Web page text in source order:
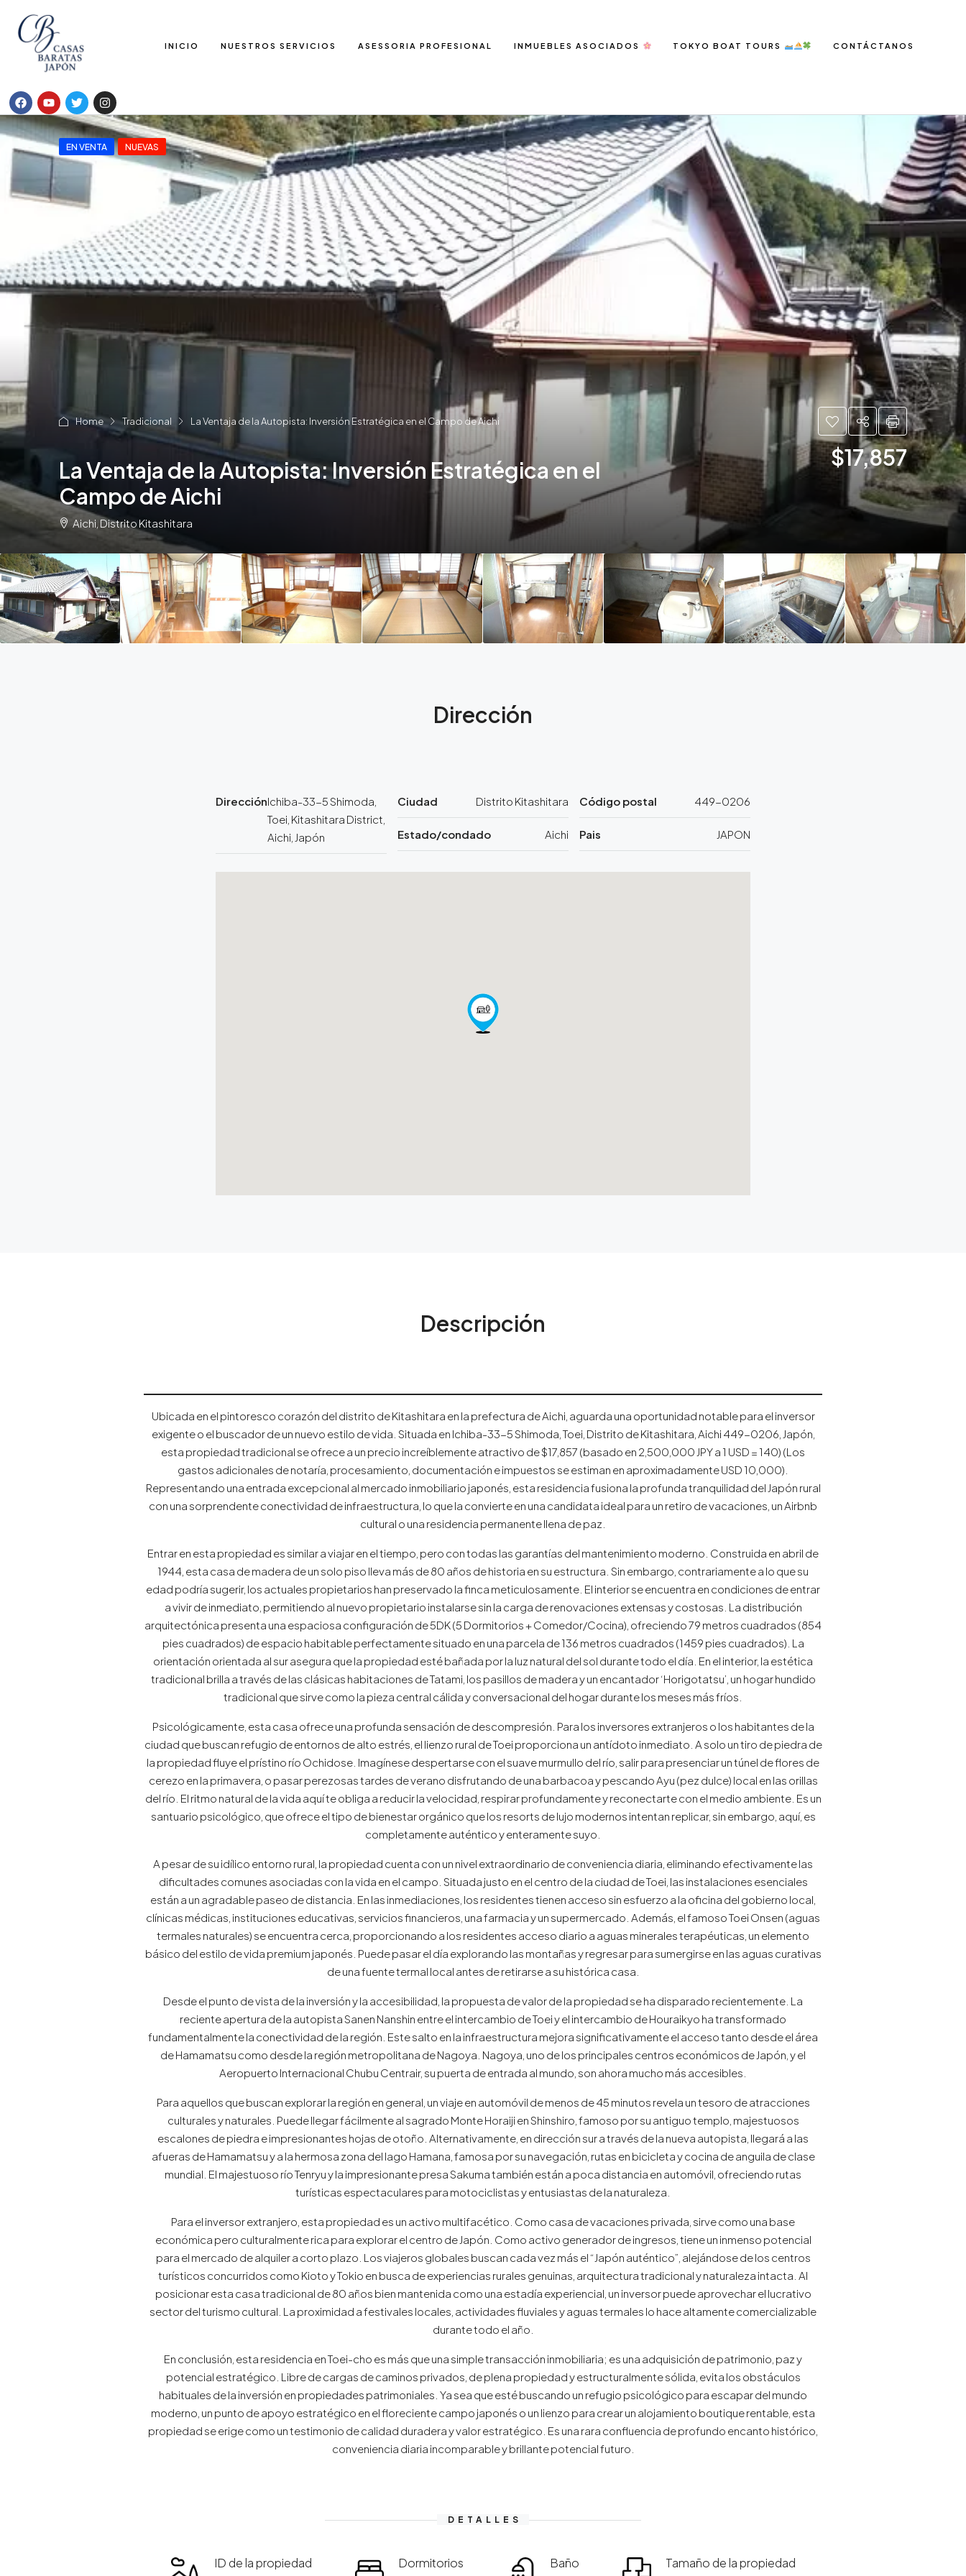
INICIO NUESTROS SERVICIOS ASESSORIA PROFESIONAL INMUEBLES ASOCIADOS TOKYO BOAT TOURS CONTÁCTANOS
EN VENTA NUEVAS
Home Tradicional La Ventaja de la Autopista: Inversión Estratégica en el Campo de Aichi
La Ventaja de la Autopista: Inversión Estratégica en el
Campo de Aichi
$17,857
Aichi, Distrito Kitashitara
Dirección
DirecciónIchiba-33-5 Shimoda,
Toei, Kitashitara District,
Aichi, Japón
Ciudad Distrito Kitashitara
Estado/condado Aichi
Código postal 449-0206
Pais JAPON
Descripción
Ubicada en el pintoresco corazón del distrito de Kitashitara en la prefectura de Aichi, aguarda una oportunidad notable para el inversor
exigente o el buscador de un nuevo estilo de vida. Situada en Ichiba-33-5 Shimoda, Toei, Distrito de Kitashitara, Aichi 449-0206, Japón,
esta propiedad tradicional se ofrece a un precio increíblemente atractivo de $17,857 (basado en 2,500,000 JPY a 1 USD = 140) (Los
gastos adicionales de notaría, procesamiento, documentación e impuestos se estiman en aproximadamente USD 10,000).
Representando una entrada excepcional al mercado inmobiliario japonés, esta residencia fusiona la profunda tranquilidad del Japón rural
con una sorprendente conectividad de infraestructura, lo que la convierte en una candidata ideal para un retiro de vacaciones, un Airbnb
cultural o una residencia permanente llena de paz.
Entrar en esta propiedad es similar a viajar en el tiempo, pero con todas las garantías del mantenimiento moderno. Construida en abril de
1944, esta casa de madera de un solo piso lleva más de 80 años de historia en su estructura. Sin embargo, contrariamente a lo que su
edad podría sugerir, los actuales propietarios han preservado la finca meticulosamente. El interior se encuentra en condiciones de entrar
a vivir de inmediato, permitiendo al nuevo propietario instalarse sin la carga de renovaciones extensas y costosas. La distribución
arquitectónica presenta una espaciosa configuración de 5DK (5 Dormitorios + Comedor/Cocina), ofreciendo 79 metros cuadrados (854
pies cuadrados) de espacio habitable perfectamente situado en una parcela de 136 metros cuadrados (1459 pies cuadrados). La
orientación orientada al sur asegura que la propiedad esté bañada por la luz natural del sol durante todo el día. En el interior, la estética
tradicional brilla a través de las clásicas habitaciones de Tatami, los pasillos de madera y un encantador ‘Horigotatsu’, un hogar hundido
tradicional que sirve como la pieza central cálida y conversacional del hogar durante los meses más fríos.
Psicológicamente, esta casa ofrece una profunda sensación de descompresión. Para los inversores extranjeros o los habitantes de la
ciudad que buscan refugio de entornos de alto estrés, el lienzo rural de Toei proporciona un antídoto inmediato. A solo un tiro de piedra de
la propiedad fluye el prístino río Ochidose. Imagínese despertarse con el suave murmullo del río, salir para presenciar un túnel de flores de
cerezo en la primavera, o pasar perezosas tardes de verano disfrutando de una barbacoa y pescando Ayu (pez dulce) local en las orillas
del río. El ritmo natural de la vida aquí te obliga a reducir la velocidad, respirar profundamente y reconectarte con el medio ambiente. Es un
santuario psicológico, que ofrece el tipo de bienestar orgánico que los resorts de lujo modernos intentan replicar, sin embargo, aquí, es
completamente auténtico y enteramente suyo.
A pesar de su idílico entorno rural, la propiedad cuenta con un nivel extraordinario de conveniencia diaria, eliminando efectivamente las
dificultades comunes asociadas con la vida en el campo. Situada justo en el centro de la ciudad de Toei, las instalaciones esenciales
están a un agradable paseo de distancia. En las inmediaciones, los residentes tienen acceso sin esfuerzo a la oficina del gobierno local,
clínicas médicas, instituciones educativas, servicios financieros, una farmacia y un supermercado. Además, el famoso Toei Onsen (aguas
termales naturales) se encuentra cerca, proporcionando a los residentes acceso diario a aguas minerales terapéuticas, un elemento
básico del estilo de vida premium japonés. Puede pasar el día explorando las montañas y regresar para sumergirse en las aguas curativas
de una fuente termal local antes de retirarse a su histórica casa.
Desde el punto de vista de la inversión y la accesibilidad, la propuesta de valor de la propiedad se ha disparado recientemente. La
reciente apertura de la autopista Sanen Nanshin entre el intercambio de Toei y el intercambio de Houraikyo ha transformado
fundamentalmente la conectividad de la región. Este salto en la infraestructura mejora significativamente el acceso tanto desde el área
de Hamamatsu como desde la región metropolitana de Nagoya. Nagoya, uno de los principales centros económicos de Japón, y el
Aeropuerto Internacional Chubu Centrair, su puerta de entrada al mundo, son ahora mucho más accesibles.
Para aquellos que buscan explorar la región en general, un viaje en automóvil de menos de 45 minutos revela un tesoro de atracciones
culturales y naturales. Puede llegar fácilmente al sagrado Monte Horaiji en Shinshiro, famoso por su antiguo templo, majestuosos
escalones de piedra e impresionantes hojas de otoño. Alternativamente, en dirección sur a través de la nueva autopista, llegará a las
afueras de Hamamatsu y a la hermosa zona del lago Hamana, famosa por su navegación, rutas en bicicleta y cocina de anguila de clase
mundial. El majestuoso río Tenryu y la impresionante presa Sakuma también están a poca distancia en automóvil, ofreciendo rutas
turísticas espectaculares para motociclistas y entusiastas de la naturaleza.
Para el inversor extranjero, esta propiedad es un activo multifacético. Como casa de vacaciones privada, sirve como una base
económica pero culturalmente rica para explorar el centro de Japón. Como activo generador de ingresos, tiene un inmenso potencial
para el mercado de alquiler a corto plazo. Los viajeros globales buscan cada vez más el “Japón auténtico”, alejándose de los centros
turísticos concurridos como Kioto y Tokio en busca de experiencias rurales genuinas, arquitectura tradicional y naturaleza intacta. Al
posicionar esta casa tradicional de 80 años bien mantenida como una estadía experiencial, un inversor puede aprovechar el lucrativo
sector del turismo cultural. La proximidad a festivales locales, actividades fluviales y aguas termales lo hace altamente comercializable
durante todo el año.
En conclusión, esta residencia en Toei-cho es más que una simple transacción inmobiliaria; es una adquisición de patrimonio, paz y
potencial estratégico. Libre de cargas de caminos privados, de plena propiedad y estructuralmente sólida, evita los obstáculos
habituales de la inversión en propiedades patrimoniales. Ya sea que esté buscando un refugio psicológico para escapar del mundo
moderno, un punto de apoyo estratégico en el floreciente campo japonés o un lienzo para crear un alojamiento boutique rentable, esta
propiedad se erige como un testimonio de calidad duradera y valor estratégico. Es una rara confluencia de profundo encanto histórico,
conveniencia diaria incomparable y brillante potencial futuro.
DETALLES
ID de la propiedad
Dormitorios
Baño
Tamaño de la propiedad